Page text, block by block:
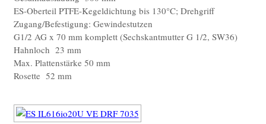
ES-Oberteil PTFE-Kegeldichtung bis 130°C; Drehgriff
Zugang/Befestigung: Gewindestutzen
G1/2 AG x 70 mm komplett (Sechskantmutter G 1/2, SW36)
Hahnloch 23 mm
Max. Plattenstärke 50 mm
Rosette 52 mm